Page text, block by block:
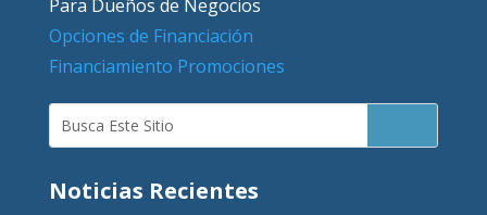
Para Dueños de Negocios
Opciones de Financiación
Financiamiento Promociones
Noticias Recientes